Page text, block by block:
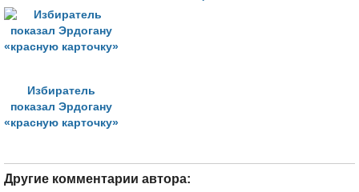
Избиратель
показал Эрдогану
«красную карточку»
Другие комментарии автора: